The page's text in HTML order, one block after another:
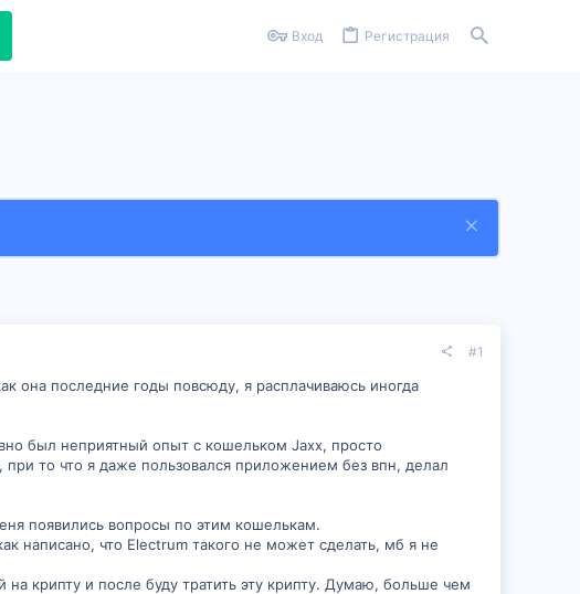
Вход Регистрация
#1
она последние годы повсюду, я расплачиваюсь иногда
был неприятный опыт с кошельком Jaxx, просто
то что я даже пользовался приложением без впн, делал
появились вопросы по этим кошелькам.
написано, что Electrum такого не может сделать, мб я не
крипту и после буду тратить эту крипту. Думаю, больше чем